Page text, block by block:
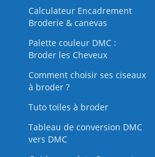
Calculateur Encadrement
Broderie & canevas
Palette couleur DMC :
Broder les Cheveux
Comment choisir ses ciseaux
à broder ?
Tuto toiles à broder
Tableau de conversion DMC
vers DMC